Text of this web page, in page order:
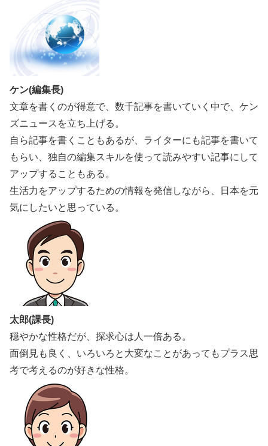
ケン(編集長)
文章を書くのが得意で、数千記事を書いていく中で、ケン
ズニュースを立ち上げる。
自ら記事を書くこともあるが、ライターにも記事を書いて
もらい、独自の編集スキルを使って読みやすい記事にして
アップすることもある。
生活力をアップするための情報を発信しながら、日本を元
気にしたいと思っている。
太郎(課長)
穏やかな性格だが、探求心は人一倍ある。
面倒見も良く、いろいろと大変なことがあってもプラス思
考で考えるのが好きな性格。